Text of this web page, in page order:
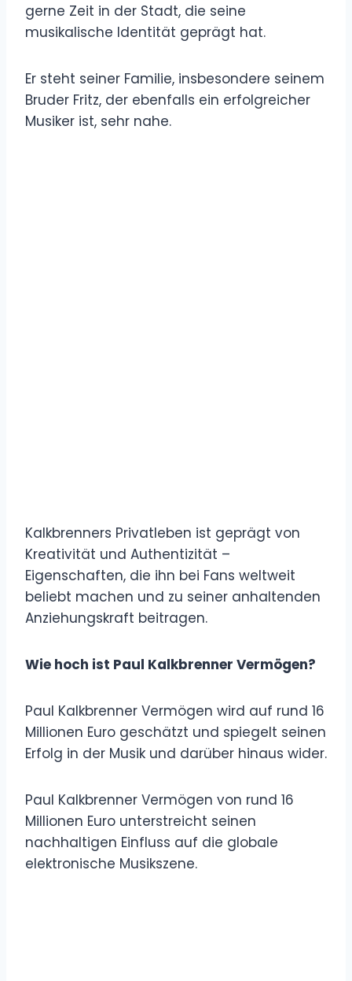
gerne Zeit in der Stadt, die seine
musikalische Identität geprägt hat.
Er steht seiner Familie, insbesondere seinem
Bruder Fritz, der ebenfalls ein erfolgreicher
Musiker ist, sehr nahe.
Kalkbrenners Privatleben ist geprägt von
Kreativität und Authentizität –
Eigenschaften, die ihn bei Fans weltweit
beliebt machen und zu seiner anhaltenden
Anziehungskraft beitragen.
Wie hoch ist Paul Kalkbrenner Vermögen?
Paul Kalkbrenner Vermögen wird auf rund 16
Millionen Euro geschätzt und spiegelt seinen
Erfolg in der Musik und darüber hinaus wider.
Paul Kalkbrenner Vermögen von rund 16
Millionen Euro unterstreicht seinen
nachhaltigen Einfluss auf die globale
elektronische Musikszene.